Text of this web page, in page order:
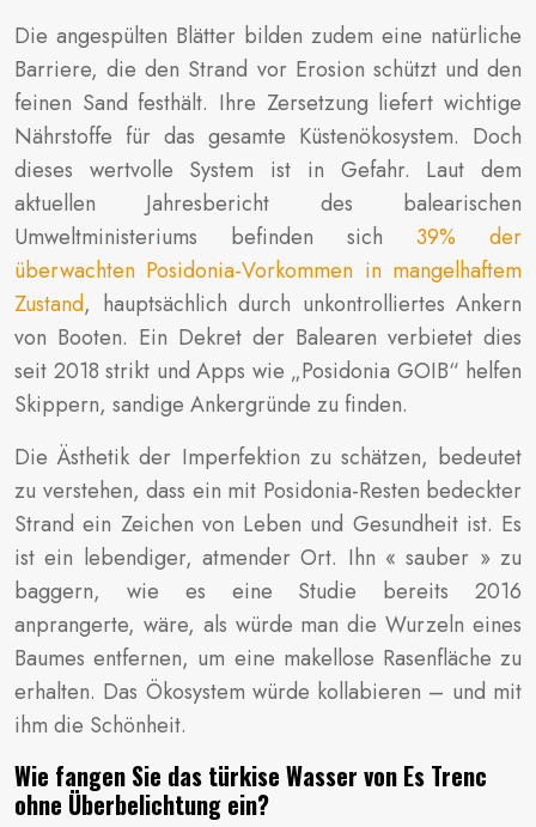
Die angespülten Blätter bilden zudem eine natürliche
Barriere, die den Strand vor Erosion schützt und den
feinen Sand festhält. Ihre Zersetzung liefert wichtige
Nährstoffe für das gesamte Küstenökosystem. Doch
dieses wertvolle System ist in Gefahr. Laut dem
aktuellen Jahresbericht des balearischen
Umweltministeriums befinden sich 39% der
überwachten Posidonia-Vorkommen in mangelhaftem
Zustand, hauptsächlich durch unkontrolliertes Ankern
von Booten. Ein Dekret der Balearen verbietet dies
seit 2018 strikt und Apps wie „Posidonia GOIB“ helfen
Skippern, sandige Ankergründe zu finden.
Die Ästhetik der Imperfektion zu schätzen, bedeutet
zu verstehen, dass ein mit Posidonia-Resten bedeckter
Strand ein Zeichen von Leben und Gesundheit ist. Es
ist ein lebendiger, atmender Ort. Ihn « sauber » zu
baggern, wie es eine Studie bereits 2016
anprangerte, wäre, als würde man die Wurzeln eines
Baumes entfernen, um eine makellose Rasenfläche zu
erhalten. Das Ökosystem würde kollabieren – und mit
ihm die Schönheit.
Wie fangen Sie das türkise Wasser von Es Trenc
ohne Überbelichtung ein?